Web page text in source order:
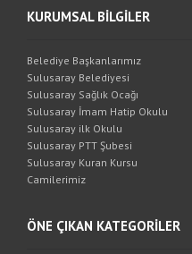
KURUMSAL BİLGİLER
Belediye Başkanlarımız
Sulusaray Belediyesi
Sulusaray Sağlık Ocağı
Sulusaray İmam Hatip Okulu
Sulusaray ilk Okulu
Sulusaray PTT Şubesi
Sulusaray Kuran Kursu
Camilerimiz
ÖNE ÇIKAN KATEGORİLER